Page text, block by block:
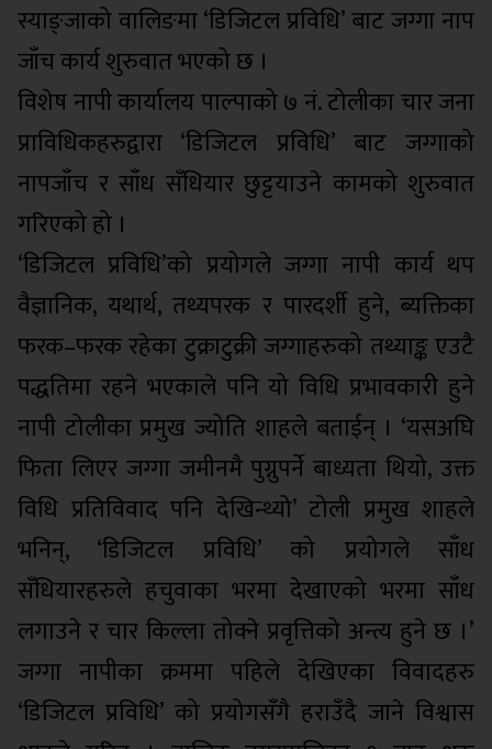
स्याङ्जाको वालिङमा ‘डिजिटल प्रविधि’ बाट जग्गा नाप
जाँच कार्य शुरुवात भएको छ ।
विशेष नापी कार्यालय पाल्पाको ७ नं. टोलीका चार जना
प्राविधिकहरुद्वारा ‘डिजिटल प्रविधि’ बाट जग्गाको
नापजाँच र साँध सँधियार छुट्टयाउने कामको शुरुवात
गरिएको हो ।
‘डिजिटल प्रविधि’को प्रयोगले जग्गा नापी कार्य थप
वैज्ञानिक, यथार्थ, तथ्यपरक र पारदर्शी हुने, ब्यक्तिका
फरक–फरक रहेका टुक्राटुक्री जग्गाहरुको तथ्याङ्क एउटै
पद्धतिमा रहने भएकाले पनि यो विधि प्रभावकारी हुने
नापी टोलीका प्रमुख ज्योति शाहले बताईन् । ‘यसअघि
फिता लिएर जग्गा जमीनमै पुग्नुपर्ने बाध्यता थियो, उक्त
विधि प्रतिविवाद पनि देखिन्थ्यो’ टोली प्रमुख शाहले
भनिन्, ‘डिजिटल प्रविधि’ को प्रयोगले साँध
सँधियारहरुले हचुवाका भरमा देखाएको भरमा साँध
लगाउने र चार किल्ला तोक्ने प्रवृत्तिको अन्त्य हुने छ ।’
जग्गा नापीका क्रममा पहिले देखिएका विवादहरु
‘डिजिटल प्रविधि’ को प्रयोगसँगै हराउँदै जाने विश्वास